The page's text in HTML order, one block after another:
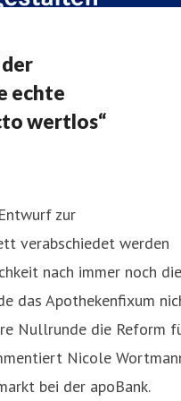
echte
wertlos“
zur
verabschiedet werden
nach immer noch die
das Apothekenfixum
Nullrunde die Reform
Nicole
bei der apoBank.